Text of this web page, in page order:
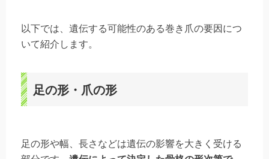
以下では、遺伝する可能性のある巻き爪の要因につ
いて紹介します。
足の形・爪の形
足の形や幅、長さなどは遺伝の影響を大きく受ける